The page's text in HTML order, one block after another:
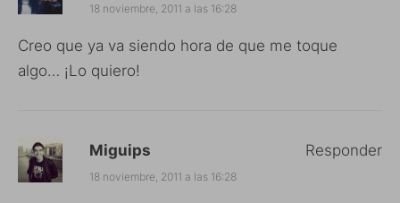
18 noviembre, 2011 a las 16:28
Creo que ya va siendo hora de que me toque
algo… ¡Lo quiero!
Miguips
18 noviembre, 2011 a las 16:28
Responder